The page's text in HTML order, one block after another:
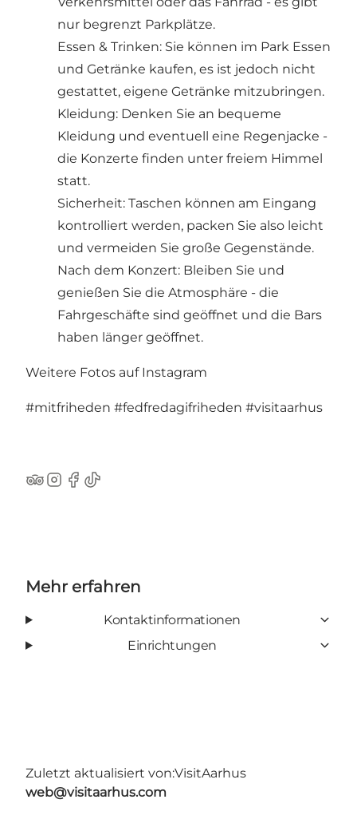
nur begrenzt Parkplätze.
Essen & Trinken: Sie können im Park Essen
und Getränke kaufen, es ist jedoch nicht
gestattet, eigene Getränke mitzubringen.
Kleidung: Denken Sie an bequeme
Kleidung und eventuell eine Regenjacke -
die Konzerte finden unter freiem Himmel
statt.
Sicherheit: Taschen können am Eingang
kontrolliert werden, packen Sie also leicht
und vermeiden Sie große Gegenstände.
Nach dem Konzert: Bleiben Sie und
genießen Sie die Atmosphäre - die
Fahrgeschäfte sind geöffnet und die Bars
haben länger geöffnet.
Weitere Fotos auf Instagram
#mitfriheden #fedfredagifriheden #visitaarhus
TripAdvisor
Instagram
Facebook
TikTok
Mehr erfahren
Kontaktinformationen
Einrichtungen
Zuletzt aktualisiert von:VisitAarhus
web@visitaarhus.com